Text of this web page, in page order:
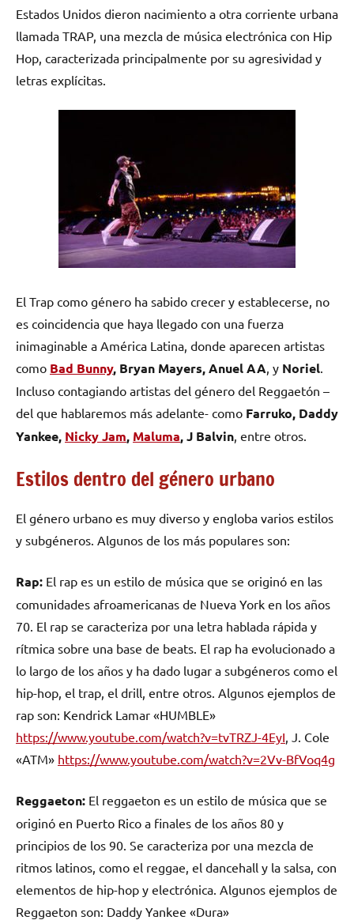
Estados Unidos dieron nacimiento a otra corriente urbana
llamada TRAP, una mezcla de música electrónica con Hip
Hop, caracterizada principalmente por su agresividad y
letras explícitas.
El Trap como género ha sabido crecer y establecerse, no
es coincidencia que haya llegado con una fuerza
inimaginable a América Latina, donde aparecen artistas
como Bad Bunny, Bryan Mayers, Anuel AA , y Noriel
Incluso contagiando artistas del género del Reggaetón –
del que hablaremos más adelante- como Farruko, Daddy
Yankee, Nicky Jam, Maluma, J Balvin , entre otros.
Estilos dentro del género urbano
El género urbano es muy diverso y engloba varios estilos
y subgéneros. Algunos de los más populares son:
Rap: El rap es un estilo de música que se originó en las
comunidades afroamericanas de Nueva York en los años
70. El rap se caracteriza por una letra hablada rápida y
rítmica sobre una base de beats. El rap ha evolucionado a
lo largo de los años y ha dado lugar a subgéneros como el
hip-hop, el trap, el drill, entre otros. Algunos ejemplos de
rap son: Kendrick Lamar «HUMBLE»
https://www.youtube.com/watch?v=tvTRZJ-4EyI , J. Cole
«ATM» https://www.youtube.com/watch?v=2Vv-BfVoq4g
Reggaeton: El reggaeton es un estilo de música que se
originó en Puerto Rico a finales de los años 80 y
principios de los 90. Se caracteriza por una mezcla de
ritmos latinos, como el reggae, el dancehall y la salsa, con
elementos de hip-hop y electrónica. Algunos ejemplos de
Reggaeton son: Daddy Yankee «Dura»